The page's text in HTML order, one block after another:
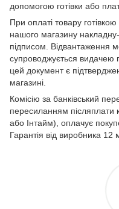
допомогою готівки або
При оплаті товару
нашого магазину
підписом. Відвантаження
супроводжується видачею
цей документ є
магазині.
Комісію за банківський
пересиланням
або Інтайм), оплачує
Гарантія від виробника 12